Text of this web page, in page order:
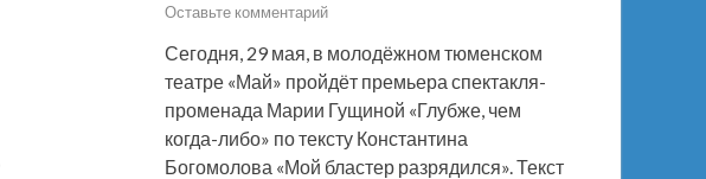
Оставьте комментарий
Сегодня, 29 мая, в молодёжном тюменском
театре «Май» пройдёт премьера спектакля-
променада Марии Гущиной «Глубже, чем
когда-либо» по тексту Константина
Богомолова «Мой бластер разрядился». Текст